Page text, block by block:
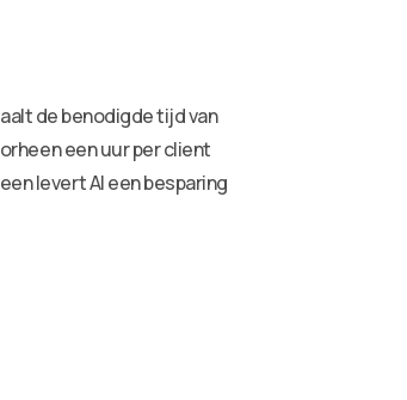
de benodigde tijd van
een uur per client
levert AI een besparing